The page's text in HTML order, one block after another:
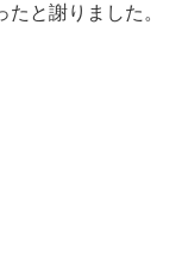
と謝りました。